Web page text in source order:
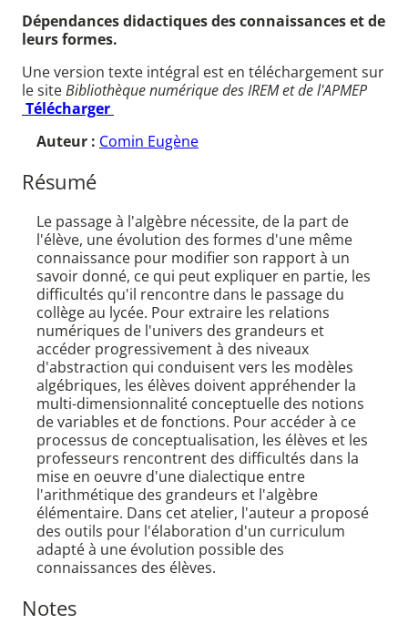
Dépendances didactiques des connaissances et de
leurs formes.
Une version texte intégral est en téléchargement sur
le siteBibliothèque numérique des IREM et de l'APMEP
Télécharger
Auteur : Comin Eugène
Résumé
Le passage à l'algèbre nécessite, de la part de
l'élève, une évolution des formes d'une même
connaissance pour modifier son rapport à un
savoir donné, ce qui peut expliquer en partie, les
difficultés qu'il rencontre dans le passage du
collège au lycée. Pour extraire les relations
numériques de l'univers des grandeurs et
accéder progressivement à des niveaux
d'abstraction qui conduisent vers les modèles
algébriques, les élèves doivent appréhender la
multi-dimensionnalité conceptuelle des notions
de variables et de fonctions. Pour accéder à ce
processus de conceptualisation, les élèves et les
professeurs rencontrent des difficultés dans la
mise en oeuvre d'une dialectique entre
l'arithmétique des grandeurs et l'algèbre
élémentaire. Dans cet atelier, l'auteur a proposé
des outils pour l'élaboration d'un curriculum
adapté à une évolution possible des
connaissances des élèves.
Notes